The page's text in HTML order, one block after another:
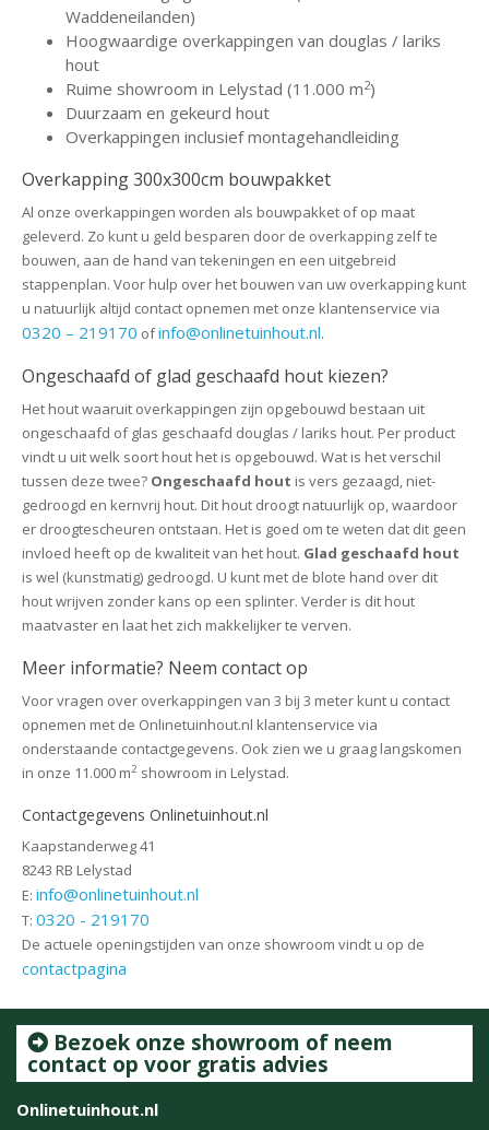
Waddeneilanden)
Hoogwaardige overkappingen van douglas / lariks
hout
Ruime showroom in Lelystad (11.000 m2)
Duurzaam en gekeurd hout
Overkappingen inclusief montagehandleiding
Overkapping 300x300cm bouwpakket
Al onze overkappingen worden als bouwpakket of op maat
geleverd. Zo kunt u geld besparen door de overkapping zelf te
bouwen, aan de hand van tekeningen en een uitgebreid
stappenplan. Voor hulp over het bouwen van uw overkapping kunt
u natuurlijk altijd contact opnemen met onze klantenservice via
0320 – 219170 ofinfo@onlinetuinhout.nl.
Ongeschaafd of glad geschaafd hout kiezen?
Het hout waaruit overkappingen zijn opgebouwd bestaan uit
ongeschaafd of glas geschaafd douglas / lariks hout. Per product
vindt u uit welk soort hout het is opgebouwd. Wat is het verschil
tussen deze twee? Ongeschaafd hout is vers gezaagd, niet-
gedroogd en kernvrij hout. Dit hout droogt natuurlijk op, waardoor
er droogtescheuren ontstaan. Het is goed om te weten dat dit geen
invloed heeft op de kwaliteit van het hout. Glad geschaafd hout
is wel (kunstmatig) gedroogd. U kunt met de blote hand over dit
hout wrijven zonder kans op een splinter. Verder is dit hout
maatvaster en laat het zich makkelijker te verven.
Meer informatie? Neem contact op
Voor vragen over overkappingen van 3 bij 3 meter kunt u contact
opnemen met de Onlinetuinhout.nl klantenservice via
onderstaande contactgegevens. Ook zien we u graag langskomen
in onze 11.000 m2 showroom in Lelystad.
Contactgegevens Onlinetuinhout.nl
Kaapstanderweg 41
8243 RB Lelystad
E: info@onlinetuinhout.nl
T: 0320 - 219170
De actuele openingstijden van onze showroom vindt u op de
contactpagina
Bezoek onze showroom of neem
contact op voor gratis advies
Onlinetuinhout.nl